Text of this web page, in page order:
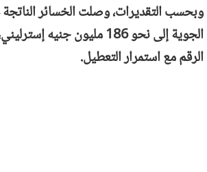
وبحسب التقديرات، وصلت الخسائر
الجوية إلى نحو 186 مليون
الرقم مع استمرار التعطيل.